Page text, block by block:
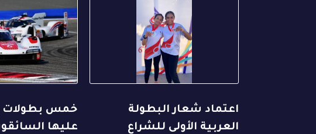
اعتماد شعار البطولة
العربية الأولى للشراع
خمس بطولات
عليها